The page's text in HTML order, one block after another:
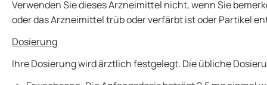
Verwenden Sie dieses Arzneimittel nicht, wenn Sie
oder das Arzneimittel trüb oder verfärbt ist oder Partikel
Dosierung
Ihre Dosierung wird ärztlich festgelegt. Die übliche